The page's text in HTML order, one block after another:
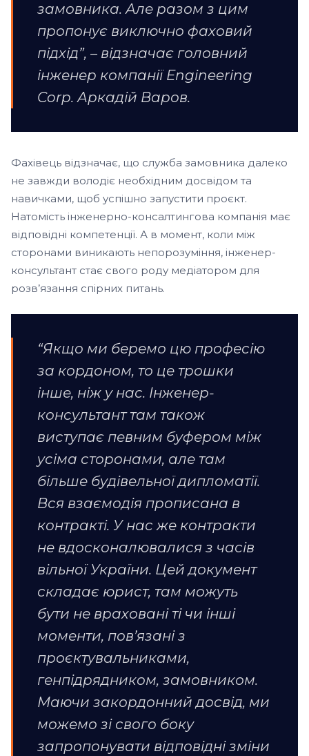
замовника. Але разом з цим
пропонує виключно фаховий
підхід”, – відзначає головний
інженер компанії Engineering
Corp. Аркадій Варов.
Фахівець відзначає, що служба замовника далеко
не завжди володіє необхідним досвідом та
навичками, щоб успішно запустити проєкт.
Натомість інженерно-консалтингова компанія має
відповідні компетенції. А в момент, коли між
сторонами виникають непорозуміння, інженер-
консультант стає свого роду медіатором для
розв’язання спірних питань.
“Якщо ми беремо цю професію
за кордоном, то це трошки
інше, ніж у нас. Інженер-
консультант там також
виступає певним буфером між
усіма сторонами, але там
більше будівельної дипломатії.
Вся взаємодія прописана в
контракті. У нас же контракти
не вдосконалювалися з часів
вільної України. Цей документ
складає юрист, там можуть
бути не враховані ті чи інші
моменти, пов’язані з
проєктувальниками,
генпідрядником, замовником.
Маючи закордонний досвід, ми
можемо зі свого боку
запропонувати відповідні зміни